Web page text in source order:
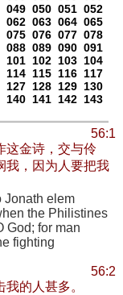
049 050 051 052
062 063 064 065
075 076 077 078
088 089 090 091
101 102 103 104
114 115 116 117
127 128 129 130
140 141 142 143
56:1
这金诗，交与伶
我，因为人要把我
Jonath elem
the Philistines
God; for man
fighting
56:2
的人甚多。